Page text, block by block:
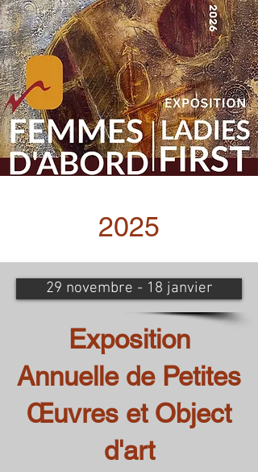
2025
29 novembre - 18 janvier
Exposition
Annuelle de Petites
Œuvres et Object
d'art